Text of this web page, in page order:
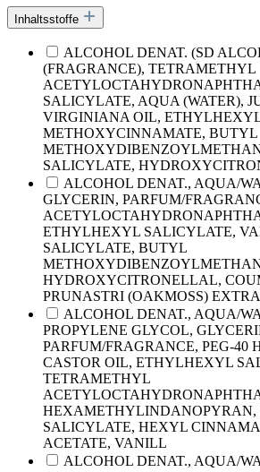
Inhaltsstoffe
ALCOHOL DENAT. (SD
(FRAGRANCE), TETRAMETHYL
SALICYLATE, AQUA (WATER),
VIRGINIANA OIL,
METHOXYCINNAMATE, BUTYL
SALICYLATE,
ALCOHOL DENAT., AQUA/
GLYCERIN, PARFUM/
ETHYLHEXYL SALICYLATE,
SALICYLATE, BUTYL
HYDROXYCITRONELLAL,
PRUNASTRI (OAKMOSS)
ALCOHOL DENAT., AQUA/
PROPYLENE GLYCOL,
PARFUM/FRAGRANCE, PEG-40
CASTOR OIL, ETHYLHEXYL
TETRAMETHYL
HEXAMETHYLINDANOPYRAN,
SALICYLATE, HEXYL
ACETATE, VANILL
ALCOHOL DENAT., AQUA/